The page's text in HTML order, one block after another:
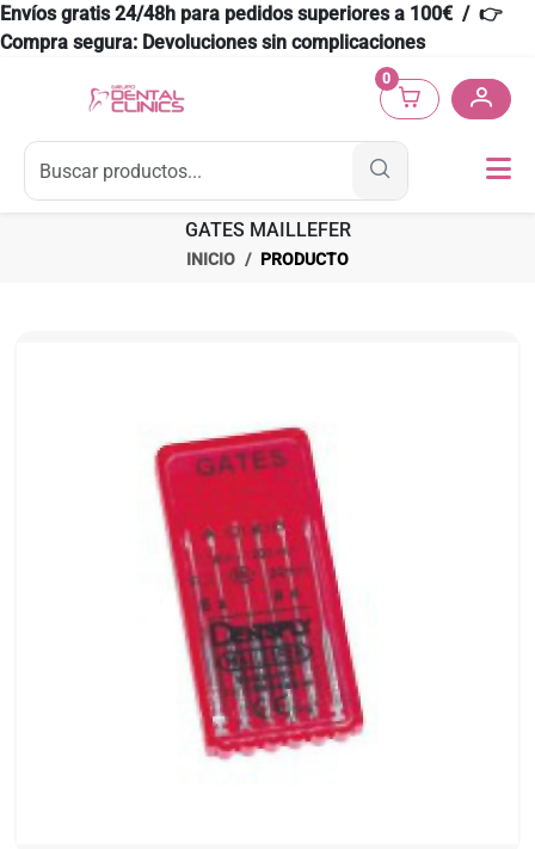
Envíos gratis 24/48h para pedidos superiores a 100€ / 👉
Compra segura: Devoluciones sin complicaciones
0
GATES MAILLEFER
INICIO PRODUCTO